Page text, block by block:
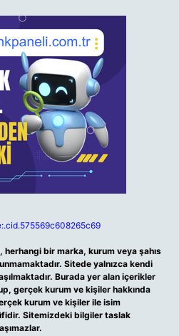
bir marka, kurum veya şahıs
Sitede yalnızca kendi
Burada yer alan içerikler
gerçek kurum ve kişiler hakkında
kurum ve kişiler ile isim
Sitemizdeki bilgiler taslak